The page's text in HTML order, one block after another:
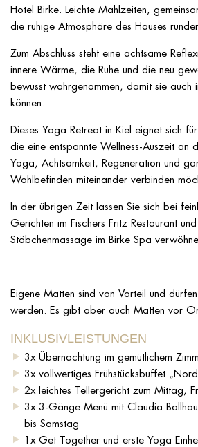
Hotel Birke. Leichte Mahlzeiten,
die ruhige Atmosphäre des Hauses
Zum Abschluss steht eine achtsame
innere Wärme, die Ruhe und die neu
bewusst wahrgenommen, damit sie auch
können.
Dieses Yoga Retreat in Kiel eignet sich
die eine entspannte Wellness-Auszeit an
Yoga, Achtsamkeit, Regeneration und
Wohlbefinden miteinander verbinden
In der übrigen Zeit lassen Sie sich bei
Gerichten im Fischers Fritz Restaurant
Stäbchenmassage im Birke Spa
Eigene Matten sind von Vorteil und
werden. Es gibt aber auch Matten vor
INKLUSIVLEISTUNGEN
3x Übernachtung im gemütlichem
3x vollwertiges Frühstücksbuffet
2x leichtes Tellergericht zum Mittag,
3x 3-Gänge Menü mit Claudia
bis Samstag
1x Get Together und erste Yoga